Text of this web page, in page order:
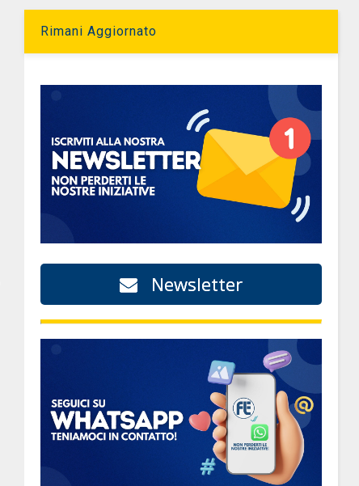
Rimani Aggiornato
Newsletter